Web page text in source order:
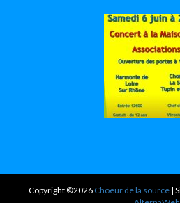
Copyright ©2026 Choeur de la source |